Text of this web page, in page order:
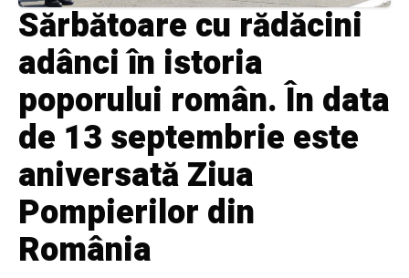
Sărbătoare cu rădăcini
adânci în istoria
poporului român. În data
de 13 septembrie este
aniversată Ziua
Pompierilor din
România